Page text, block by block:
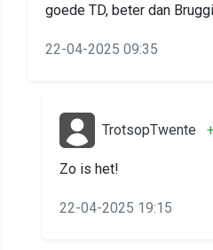
goede TD, beter dan
22-04-2025 09:35
TrotsopTwente
Zo is het!
22-04-2025 19:15